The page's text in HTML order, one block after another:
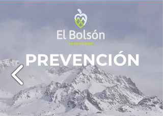
PREVENCIÓN